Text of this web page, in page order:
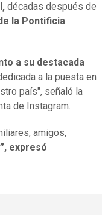
décadas después de
la Pontificia
a su destacada
a la puesta en
país", señaló la
de Instagram.
amigos,
expresó